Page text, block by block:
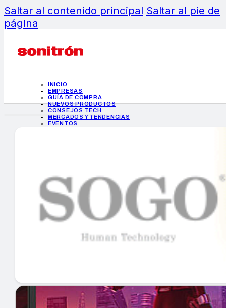
Saltar al contenido principal Saltar al pie de
página
INICIO
EMPRESAS
GUÍA DE COMPRA
NUEVOS PRODUCTOS
CONSEJOS TECH
MERCADOS Y TENDENCIAS
EVENTOS
INICIO
EMPRESAS
GUÍA DE COMPRA
MERCADOS Y TENDENCIAS